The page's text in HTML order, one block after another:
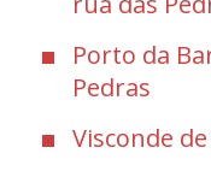
Porto da
Pedras
Visconde